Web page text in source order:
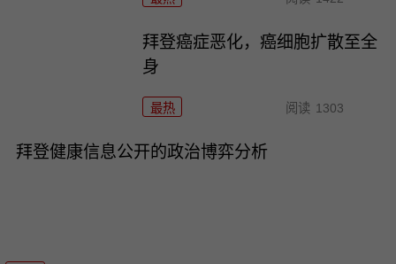
拜登癌症恶化，癌细胞扩散至全
身
最热 阅读 1303
拜登健康信息公开的政治博弈分析